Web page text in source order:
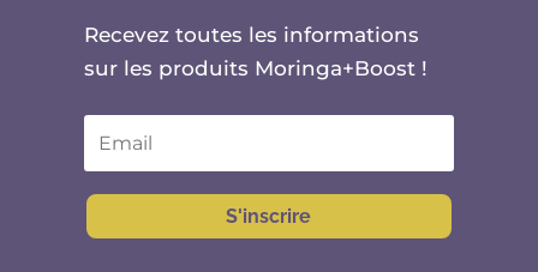
Recevez toutes les informations
sur les produits Moringa+Boost !
S'inscrire